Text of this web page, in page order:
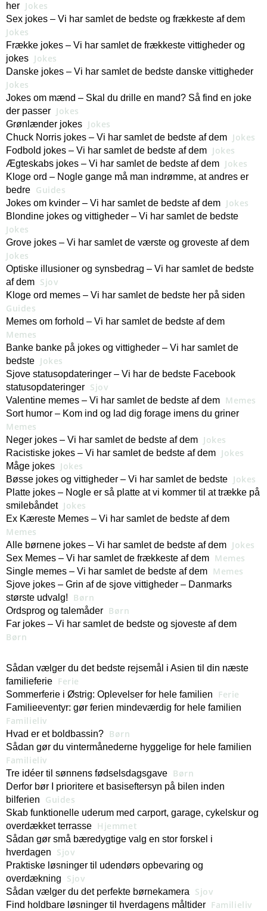
her Jokes
Sex jokes – Vi har samlet de bedste og frækkeste af dem
Jokes
Frække jokes – Vi har samlet de frækkeste vittigheder og
jokes Jokes
Danske jokes – Vi har samlet de bedste danske vittigheder
Jokes
Jokes om mænd – Skal du drille en mand? Så find en joke
der passer Jokes
Grønlænder jokes Jokes
Chuck Norris jokes – Vi har samlet de bedste af dem Jokes
Fodbold jokes – Vi har samlet de bedste af dem Jokes
Ægteskabs jokes – Vi har samlet de bedste af dem Jokes
Kloge ord – Nogle gange må man indrømme, at andres er
bedre Guides
Jokes om kvinder – Vi har samlet de bedste af dem Jokes
Blondine jokes og vittigheder – Vi har samlet de bedste
Jokes
Grove jokes – Vi har samlet de værste og groveste af dem
Jokes
Optiske illusioner og synsbedrag – Vi har samlet de bedste
af dem Sjov
Kloge ord memes – Vi har samlet de bedste her på siden
Guides
Memes om forhold – Vi har samlet de bedste af dem
Memes
Banke banke på jokes og vittigheder – Vi har samlet de
bedste Jokes
Sjove statusopdateringer – Vi har de bedste Facebook
statusopdateringer Sjov
Valentine memes – Vi har samlet de bedste af dem Memes
Sort humor – Kom ind og lad dig forage imens du griner
Memes
Neger jokes – Vi har samlet de bedste af dem Jokes
Racistiske jokes – Vi har samlet de bedste af dem Jokes
Måge jokes Jokes
Bøsse jokes og vittigheder – Vi har samlet de bedste Jokes
Platte jokes – Nogle er så platte at vi kommer til at trække på
smilebåndet Jokes
Ex Kæreste Memes – Vi har samlet de bedste af dem
Memes
Alle børnene jokes – Vi har samlet de bedste af dem Jokes
Sex Memes – Vi har samlet de frækkeste af dem Memes
Single memes – Vi har samlet de bedste af dem Memes
Sjove jokes – Grin af de sjove vittigheder – Danmarks
største udvalg!
Børn
Ordsprog og talemåder Børn
Far jokes – Vi har samlet de bedste og sjoveste af dem
Børn
Sådan vælger du det bedste rejsemål i Asien til din næste
familieferie Ferie
Sommerferie i Østrig: Oplevelser for hele familien Ferie
Familieeventyr: gør ferien mindeværdig for hele familien
Familieliv
Hvad er et boldbassin? Børn
Sådan gør du vintermånederne hyggelige for hele familien
Familieliv
Tre idéer til sønnens fødselsdagsgave Børn
Derfor bør I prioritere et basiseftersyn på bilen inden
bilferien
Guides
Skab funktionelle uderum med carport, garage, cykelskur og
overdækket terrasse Hjemmet
Sådan gør små bæredygtige valg en stor forskel i
hverdagen
Sjov
Praktiske løsninger til udendørs opbevaring og
overdækning
Sjov
Sådan vælger du det perfekte børnekamera Sjov
Find holdbare løsninger til hverdagens måltider Familieliv